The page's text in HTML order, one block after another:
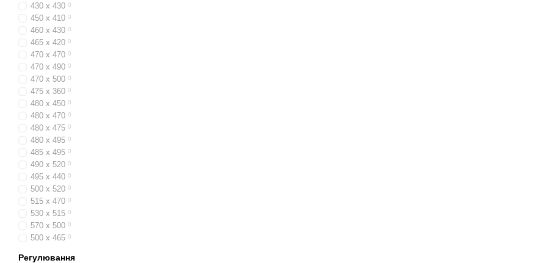
430 x 430 0
450 x 410 0
460 x 430 0
465 х 420 0
470 x 470 0
470 х 490 0
470 x 500 0
475 x 360 0
480 x 450 0
480 x 470 0
480 x 475 0
480 х 495 0
485 х 495 0
490 х 520 0
495 x 440 0
500 х 520 0
515 x 470 0
530 х 515 0
570 x 500 0
500 x 465 0
Регулювання